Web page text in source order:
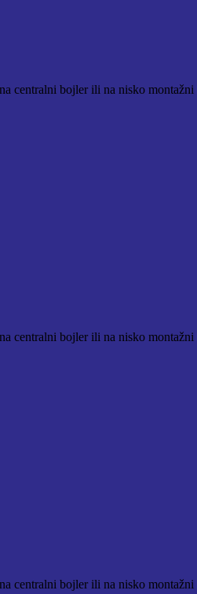
centralni bojler ili na nisko
centralni bojler ili na nisko
centralni bojler ili na nisko